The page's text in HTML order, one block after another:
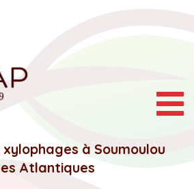
à Soumoulou
Atlantiques